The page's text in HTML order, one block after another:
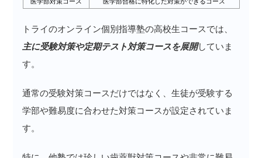
トライのオンライン個別指導塾の高校生コースでは、
主に受験対策や定期テスト対策コースを展開していま
す。
通常の受験対策コースだけではなく、生徒が受験する
学部や難易度に合わせた対策コースが設定されていま
す。